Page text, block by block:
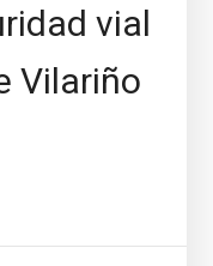
vial
Vilariño